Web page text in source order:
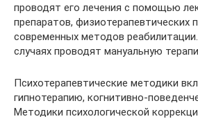
проводят его лечения с помощью
препаратов, физиотерапевтических
современных методов
случаях проводят мануальную
Психотерапевтические методики
гипнотерапию, когнитивно-
Методики психологической